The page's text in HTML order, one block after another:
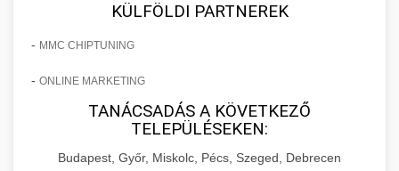
KÜLFÖLDI PARTNEREK
- MMC CHIPTUNING
- ONLINE MARKETING
TANÁCSADÁS A KÖVETKEZŐ
TELEPÜLÉSEKEN:
Budapest, Győr, Miskolc, Pécs, Szeged, Debrecen